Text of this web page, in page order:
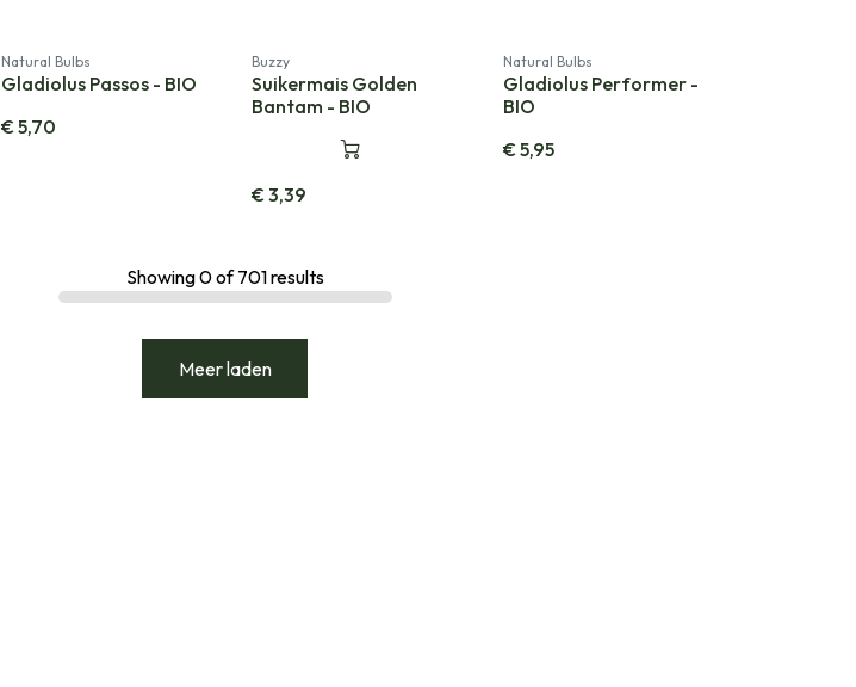
Natural Bulbs
Gladiolus Passos - BIO
€5,70
Buzzy
Suikermais Golden
Bantam - BIO
€3,39
Natural Bulbs
Gladiolus Performer -
BIO
€5,95
Showing0of701results
Meer laden